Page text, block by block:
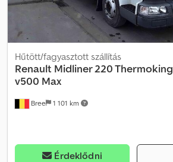
Bree 1 101 km
Hűtött/fagyasztott szállítás
Renault Midliner 220 Thermoking
v500 Max
Érdeklődni